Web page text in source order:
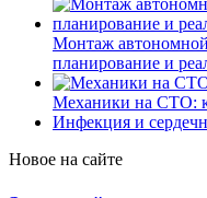
Монтаж
планирование и
Механики на СТО:
Инфекция и
Новое на сайте